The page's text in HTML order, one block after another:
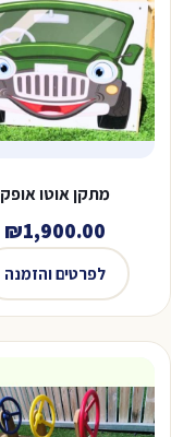
מתקן אוטו אופק
₪1,900.00
לפרטים והזמנה